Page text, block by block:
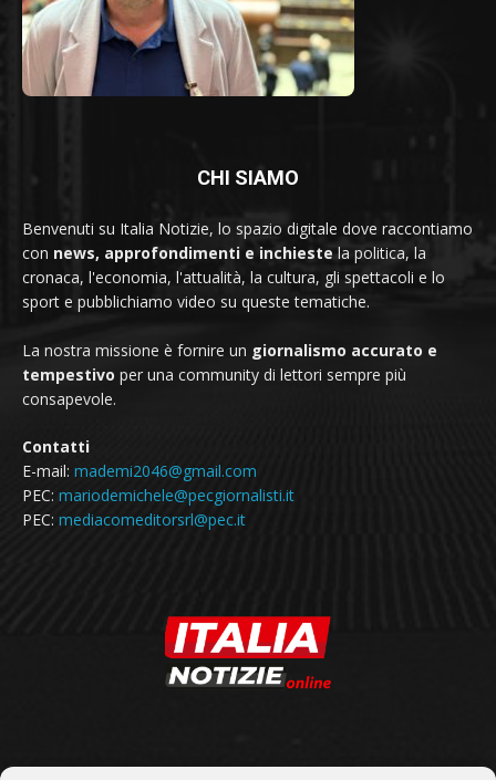
CHI SIAMO
Benvenuti su Italia Notizie, lo spazio digitale dove raccontiamo
con news, approfondimenti e inchieste la politica, la
cronaca, l'economia, l'attualità, la cultura, gli spettacoli e lo
sport e pubblichiamo video su queste tematiche.
La nostra missione è fornire un giornalismo accurato e
tempestivo per una community di lettori sempre più
consapevole.
Contatti
E-mail: mademi2046@gmail.com
PEC: mariodemichele@pecgiornalisti.it
PEC: mediacomeditorsrl@pec.it
SEGUICI SU